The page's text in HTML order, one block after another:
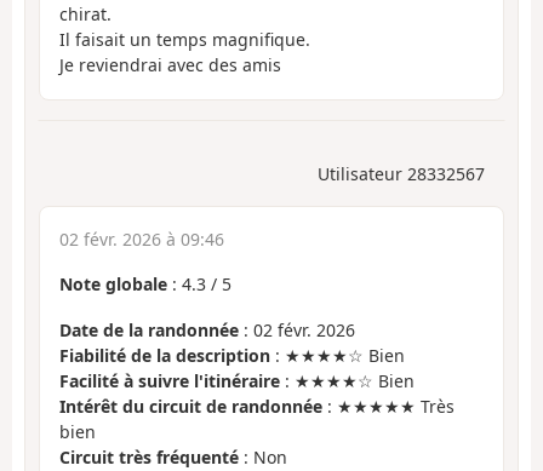
chirat.
Il faisait un temps magnifique.
Je reviendrai avec des amis
Utilisateur 28332567
02 févr. 2026 à 09:46
Note globale : 4.3 / 5
Date de la randonnée : 02 févr. 2026
Fiabilité de la description : ★★★★☆ Bien
Facilité à suivre l'itinéraire : ★★★★☆ Bien
Intérêt du circuit de randonnée : ★★★★★ Très
bien
Circuit très fréquenté : Non